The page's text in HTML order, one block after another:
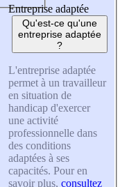
Entreprise adaptée
Qu'est-ce qu'une
entreprise adaptée
?
L'entreprise adaptée
permet à un travailleur
en situation de
handicap d'exercer
une activité
professionnelle dans
des conditions
adaptées à ses
capacités. Pour en
savoir plus, consultez